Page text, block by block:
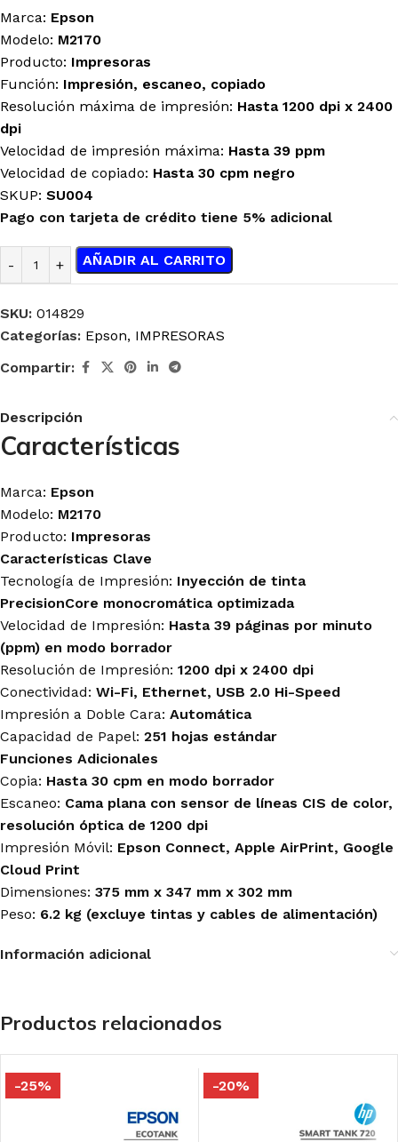
Marca: Epson
Modelo: M2170
Producto: Impresoras
Función: Impresión, escaneo, copiado
Resolución máxima de impresión: Hasta 1200 dpi x 2400
dpi
Velocidad de impresión máxima: Hasta 39 ppm
Velocidad de copiado: Hasta 30 cpm negro
SKUP: SU004
Pago con tarjeta de crédito tiene 5% adicional
AÑADIR AL CARRITO
SKU: 014829
Categorías: Epson, IMPRESORAS
Compartir:
Descripción
Características
Marca: Epson
Modelo: M2170
Producto: Impresoras
Características Clave
Tecnología de Impresión: Inyección de tinta
PrecisionCore monocromática optimizada
Velocidad de Impresión: Hasta 39 páginas por minuto
(ppm) en modo borrador
Resolución de Impresión: 1200 dpi x 2400 dpi
Conectividad: Wi-Fi, Ethernet, USB 2.0 Hi-Speed
Impresión a Doble Cara: Automática
Capacidad de Papel: 251 hojas estándar
Funciones Adicionales
Copia: Hasta 30 cpm en modo borrador
Escaneo: Cama plana con sensor de líneas CIS de color,
resolución óptica de 1200 dpi
Impresión Móvil: Epson Connect, Apple AirPrint, Google
Cloud Print
Dimensiones: 375 mm x 347 mm x 302 mm
Peso: 6.2 kg (excluye tintas y cables de alimentación)
Información adicional
Productos relacionados
-25% -20%